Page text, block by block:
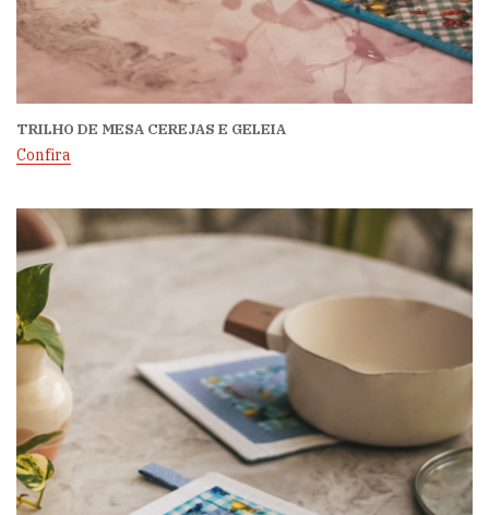
TRILHO DE MESA CEREJAS E GELEIA
Confira